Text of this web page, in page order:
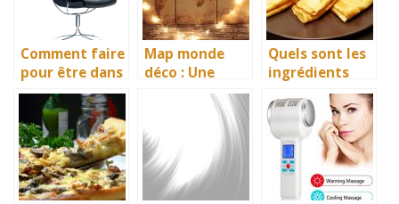
Comment faire
pour être dans
le meilleur
confort lors
des parties de
gaming ?
Map monde
déco : Une
nouvelle vision
décoration
Quels sont les
ingrédients
indispensables
pour bien faire
les crêpes ?